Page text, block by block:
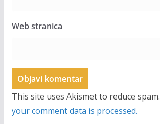
Web stranica
This site uses Akismet to reduce spam.
your comment data is processed.